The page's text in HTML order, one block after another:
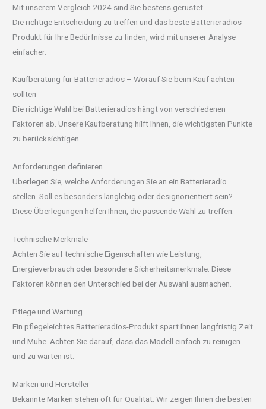
Mit unserem Vergleich 2024 sind Sie bestens gerüstet
Die richtige Entscheidung zu treffen und das beste Batterieradios-
Produkt für Ihre Bedürfnisse zu finden, wird mit unserer Analyse
einfacher.
Kaufberatung für Batterieradios – Worauf Sie beim Kauf achten
sollten
Die richtige Wahl bei Batterieradios hängt von verschiedenen
Faktoren ab. Unsere Kaufberatung hilft Ihnen, die wichtigsten Punkte
zu berücksichtigen.
Anforderungen definieren
Überlegen Sie, welche Anforderungen Sie an ein Batterieradio
stellen. Soll es besonders langlebig oder designorientiert sein?
Diese Überlegungen helfen Ihnen, die passende Wahl zu treffen.
Technische Merkmale
Achten Sie auf technische Eigenschaften wie Leistung,
Energieverbrauch oder besondere Sicherheitsmerkmale. Diese
Faktoren können den Unterschied bei der Auswahl ausmachen.
Pflege und Wartung
Ein pflegeleichtes Batterieradios-Produkt spart Ihnen langfristig Zeit
und Mühe. Achten Sie darauf, dass das Modell einfach zu reinigen
und zu warten ist.
Marken und Hersteller
Bekannte Marken stehen oft für Qualität. Wir zeigen Ihnen die besten